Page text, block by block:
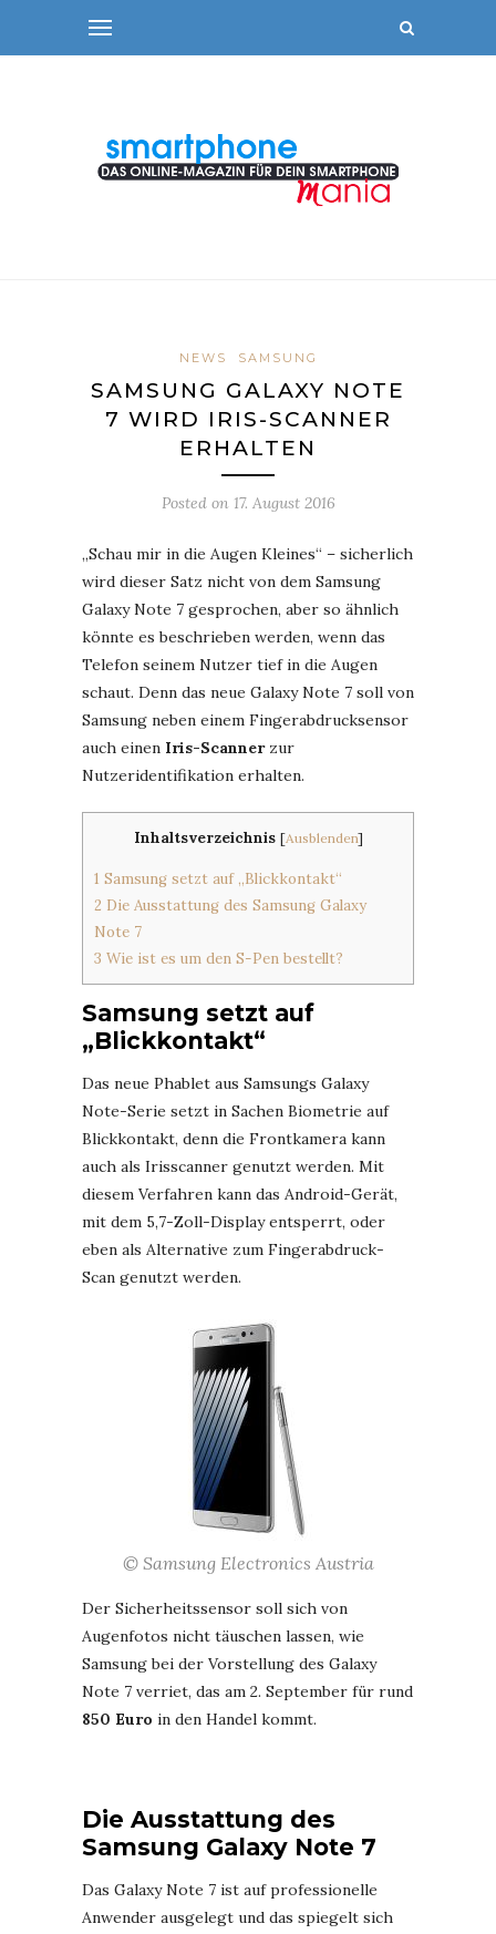
NEWS SAMSUNG
SAMSUNG GALAXY NOTE
7 WIRD IRIS-SCANNER
ERHALTEN
Posted on 17. August 2016
„Schau mir in die Augen Kleines“ – sicherlich
wird dieser Satz nicht von dem Samsung
Galaxy Note 7 gesprochen, aber so ähnlich
könnte es beschrieben werden, wenn das
Telefon seinem Nutzer tief in die Augen
schaut. Denn das neue Galaxy Note 7 soll von
Samsung neben einem Fingerabdrucksensor
auch einen Iris-Scannerzur
Nutzeridentifikation erhalten.
Inhaltsverzeichnis [Ausblenden]
1 Samsung setzt auf „Blickkontakt“
2 Die Ausstattung des Samsung Galaxy
Note 7
3 Wie ist es um den S-Pen bestellt?
Samsung setzt auf
„Blickkontakt“
Das neue Phablet aus Samsungs Galaxy
Note-Serie setzt in Sachen Biometrie auf
Blickkontakt, denn die Frontkamera kann
auch als Irisscanner genutzt werden. Mit
diesem Verfahren kann das Android-Gerät,
mit dem 5,7-Zoll-Display entsperrt, oder
eben als Alternative zum Fingerabdruck-
Scan genutzt werden.
© Samsung Electronics Austria
Der Sicherheitssensor soll sich von
Augenfotos nicht täuschen lassen, wie
Samsung bei der Vorstellung des Galaxy
Note 7 verriet, das am 2. September für rund
850 Euro in den Handel kommt.
Die Ausstattung des
Samsung Galaxy Note 7
Das Galaxy Note 7 ist auf professionelle
Anwender ausgelegt und das spiegelt sich